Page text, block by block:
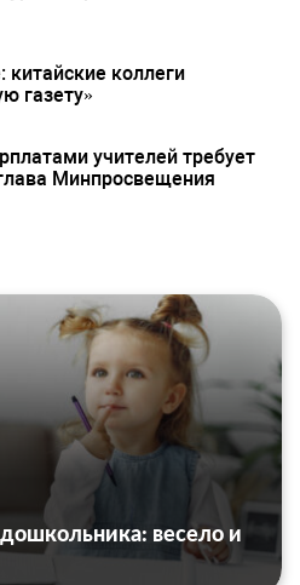
китайские коллеги
газету»
учителей требует
Минпросвещения
весело и